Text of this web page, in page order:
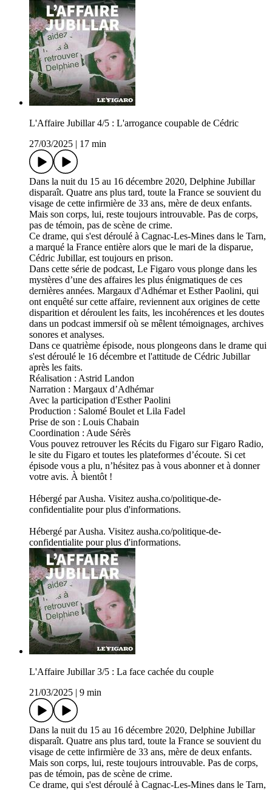
L'Affaire Jubillar 4/5 : L'arrogance coupable de Cédric
27/03/2025
17 min
Dans la nuit du 15 au 16 décembre 2020, Delphine Jubillar
disparaît. Quatre ans plus tard, toute la France se souvient du
visage de cette infirmière de 33 ans, mère de deux enfants.
Mais son corps, lui, reste toujours introuvable. Pas de corps,
pas de témoin, pas de scène de crime.
Ce drame, qui s'est déroulé à Cagnac-Les-Mines dans le Tarn,
a marqué la France entière alors que le mari de la disparue,
Cédric Jubillar, est toujours en prison.
Dans cette série de podcast, Le Figaro vous plonge dans les
mystères d’une des affaires les plus énigmatiques de ces
dernières années. Margaux d'Adhémar et Esther Paolini, qui
ont enquêté sur cette affaire, reviennent aux origines de cette
disparition et déroulent les faits, les incohérences et les doutes
dans un podcast immersif où se mêlent témoignages, archives
sonores et analyses.
Dans ce quatrième épisode, nous plongeons dans le drame qui
s'est déroulé le 16 décembre et l'attitude de Cédric Jubillar
après les faits.
Réalisation : Astrid Landon
Narration : Margaux d’Adhémar
Avec la participation d'Esther Paolini
Production : Salomé Boulet et Lila Fadel
Prise de son : Louis Chabain
Coordination : Aude Sérès
Vous pouvez retrouver les Récits du Figaro sur Figaro Radio,
le site du Figaro et toutes les plateformes d’écoute. Si cet
épisode vous a plu, n’hésitez pas à vous abonner et à donner
votre avis. À bientôt !
Hébergé par Ausha. Visitez ausha.co/politique-de-
confidentialite pour plus d'informations.
Hébergé par Ausha. Visitez ausha.co/politique-de-
confidentialite pour plus d'informations.
L'Affaire Jubillar 3/5 : La face cachée du couple
21/03/2025
9 min
Dans la nuit du 15 au 16 décembre 2020, Delphine Jubillar
disparaît. Quatre ans plus tard, toute la France se souvient du
visage de cette infirmière de 33 ans, mère de deux enfants.
Mais son corps, lui, reste toujours introuvable. Pas de corps,
pas de témoin, pas de scène de crime.
Ce drame, qui s'est déroulé à Cagnac-Les-Mines dans le Tarn,